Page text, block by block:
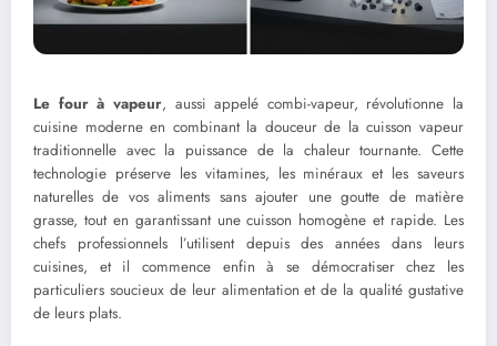
Le four à vapeur, aussi appelé combi-vapeur, révolutionne la
cuisine moderne en combinant la douceur de la cuisson vapeur
traditionnelle avec la puissance de la chaleur tournante. Cette
technologie préserve les vitamines, les minéraux et les saveurs
naturelles de vos aliments sans ajouter une goutte de matière
grasse, tout en garantissant une cuisson homogène et rapide. Les
chefs professionnels l’utilisent depuis des années dans leurs
cuisines, et il commence enfin à se démocratiser chez les
particuliers soucieux de leur alimentation et de la qualité gustative
de leurs plats.